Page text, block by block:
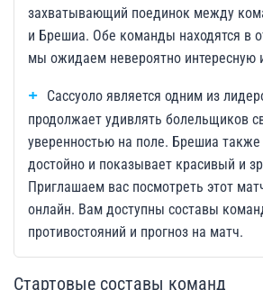
захватывающий поединок между
и Брешиа. Обе команды находятся в
мы ожидаем невероятно интересную
Сассуоло является одним из
продолжает удивлять болельщиков
уверенностью на поле. Брешиа
достойно и показывает красивый и
Приглашаем вас посмотреть этот
онлайн. Вам доступны составы
противостояний и прогноз на матч.
Стартовые составы команд